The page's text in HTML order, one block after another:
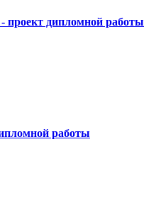
проект дипломной работы
работы